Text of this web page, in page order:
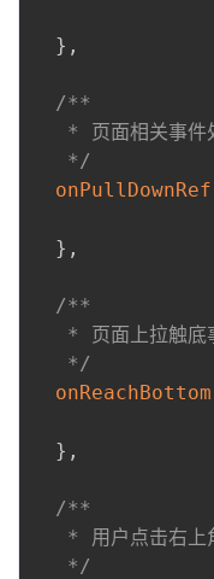
} ,
/**
* 页面相关事件
   */
} ,
/**
* 页面上拉触底
   */
onReachBottom
} ,
/**
* 用户点击右上
   */